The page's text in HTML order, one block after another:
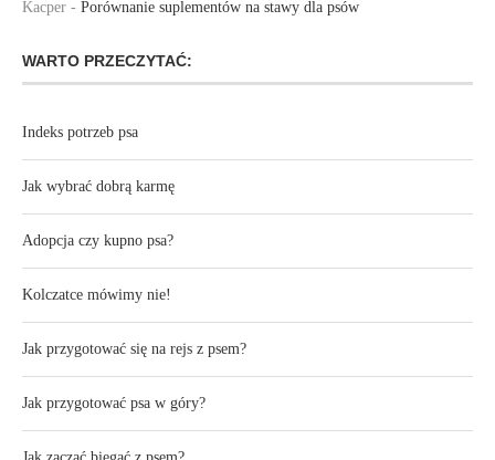
Kacper - Porównanie suplementów na stawy dla psów
WARTO PRZECZYTAĆ:
Indeks potrzeb psa
Jak wybrać dobrą karmę
Adopcja czy kupno psa?
Kolczatce mówimy nie!
Jak przygotować się na rejs z psem?
Jak przygotować psa w góry?